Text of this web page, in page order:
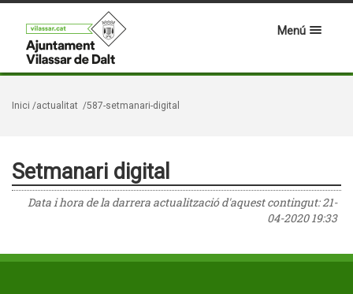
Menú
Inici /actualitat /587-setmanari-digital
Setmanari digital
Data i hora de la darrera actualització d'aquest contingut:21-
04-2020 19:33